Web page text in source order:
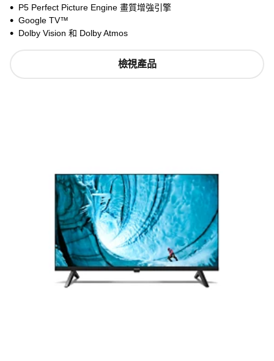
P5 Perfect Picture Engine 畫質增強引擎
Google TV™
Dolby Vision 和 Dolby Atmos
檢視產品